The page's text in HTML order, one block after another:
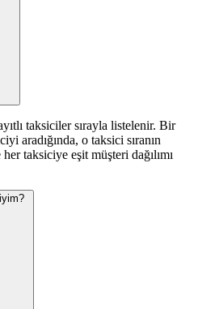
taksiciler sırayla listelenir. Bir
aradığında, o taksici sıranın
taksiciye eşit müşteri dağılımı